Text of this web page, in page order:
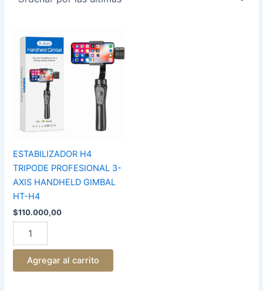
ESTABILIZADOR H4
TRIPODE PROFESIONAL 3-
AXIS HANDHELD GIMBAL
HT-H4
$110.000,00
TRIPODE
PROFESIONAL
3-
AXIS
HANDHELD
GIMBAL
cantidad
Agregar al carrito